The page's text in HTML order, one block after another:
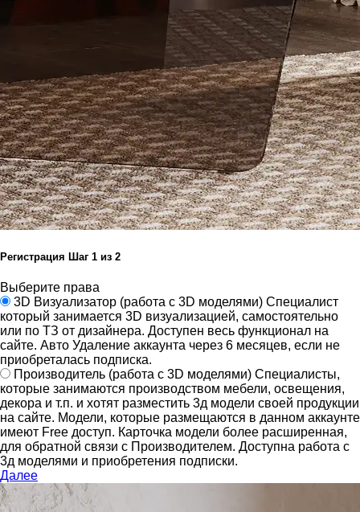
Регистрация Шаг 1 из 2
Выберите права
3D Визуализатор (работа с 3D моделями) Специалист
который занимается 3D визуализацией, самостоятельно
или по ТЗ от дизайнера. Доступен весь функционал на
сайте. Авто Удаление аккаунта через 6 месяцев, если не
приобреталась подписка.
Производитель (работа с 3D моделями) Специалисты,
которые занимаются производством мебели, освещения,
декора и т.п. и хотят разместить 3д модели своей продукции
на сайте. Модели, которые размещаются в данном аккаунте
имеют Free доступ. Карточка модели более расширенная,
для обратной связи с Производителем. Доступна работа с
3д моделями и приобретения подписки.
Далее